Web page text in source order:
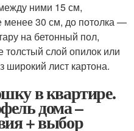
ними 15 см,
30 см, до потолка —
на бетонный пол,
толстый слой опилок или
широкий лист картона.
в квартире.
дома –
+ выбор